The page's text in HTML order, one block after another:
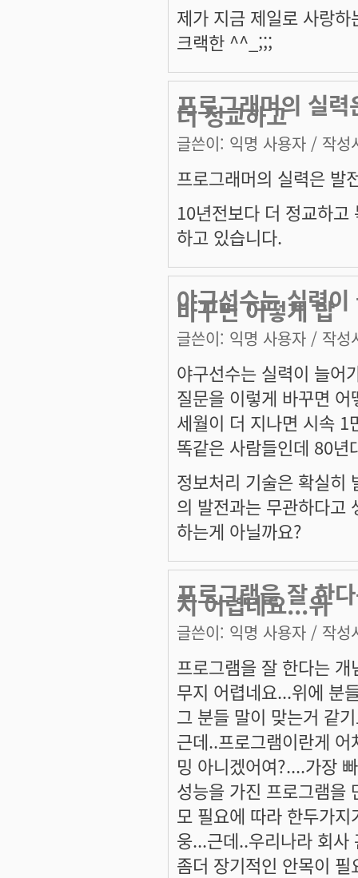
제가 지금 제일로 사랑
크랙한 ^^_;;;
프로그래머의 실
더 정교하고
글쓴이: 익명 사용자 / 작성
프로그래머의 실력은 발
10년전보다 더 정교하
하고 있습니다.
야구선수는 실력
바꾸면 어떻게 답
글쓴이: 익명 사용자 / 작성
야구선수는 실력이 늘어
질문을 이렇게 바꾸면
세월이 더 지나면 시속
똑같은 사람들인데 80
정보처리 기술은 확실히
의 발전과는 무관하다고
하는게 아닐까요?
프로그램을 잘 한
지 어렵네요...위
글쓴이: 익명 사용자 / 작성
프로그램을 잘 한다는
무지 어렵네요...위에 분
그 분들 말이 맞는거 같
근데..프로그램이란게
밍 아니겠어여?....가장
성능을 가진 프로그램을
모 필요에 따라 한두가
웅...근데..우리나라 회
좀더 장기적인 안목이